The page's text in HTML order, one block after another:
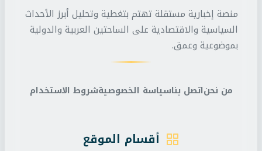
منصة إخبارية مستقلة تهتم بتغطية وتحليل أبرز الأحداث
السياسية والاقتصادية على الساحتين العربية والدولية
بموضوعية وعمق.
من نحناتصل بناسياسة الخصوصيةشروط الاستخدام
أقسام الموقع